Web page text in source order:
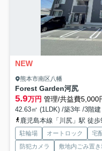
NEW
熊本市南区八幡
Forest Garden河尻
5.9万円 管理/共益費5,000
42.63㎡ (1LDK) /築3年 /3階建
鹿児島本線「川尻」駅 徒歩
駐輪場 オートロック 宅
防犯カメラ
敷地内ごみ置